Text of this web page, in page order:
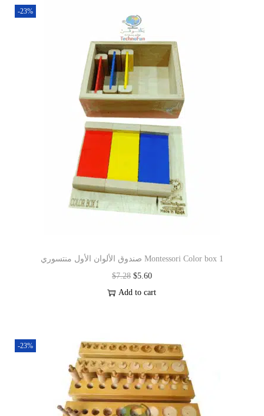
-23%
صندوق الألوان الأول منتسوري Montessori Color box 1
$7.28 $5.60
Add to cart
-23%